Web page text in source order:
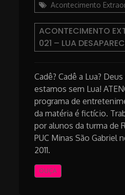
Acontecimento
ACONTECIMENTO
021 – LUA
Cadê? Cadê a Lua?
estamos sem Lua!
programa de
da matéria é fictício.
por alunos da turma de
PUC Minas São Gabriel
2011.
OUÇA